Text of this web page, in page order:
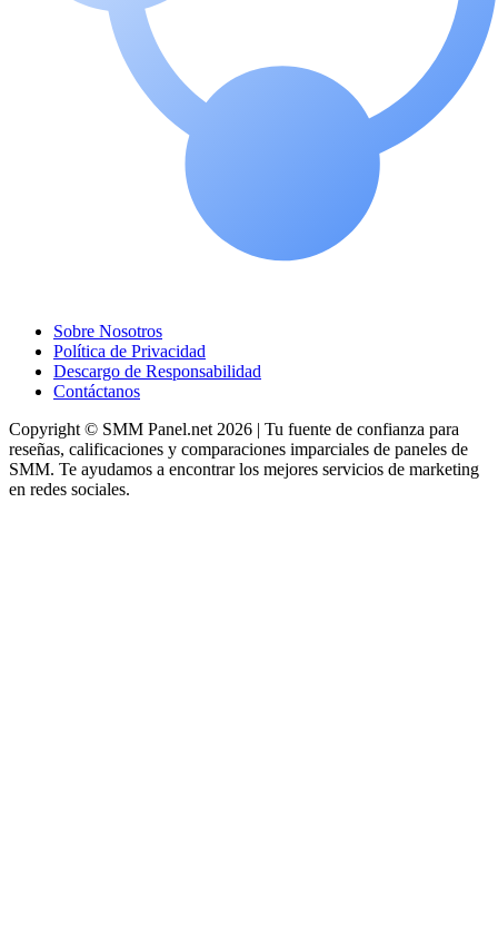
Sobre Nosotros
Política de Privacidad
Descargo de Responsabilidad
Contáctanos
Copyright © SMM Panel.net 2026 | Tu fuente de confianza para
reseñas, calificaciones y comparaciones imparciales de paneles de
SMM. Te ayudamos a encontrar los mejores servicios de marketing
en redes sociales.